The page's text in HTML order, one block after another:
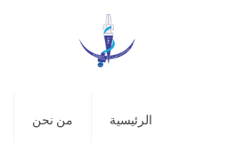
الرئيسية من نحن